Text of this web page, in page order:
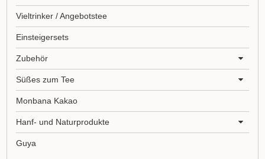
Vieltrinker / Angebotstee
Einsteigersets
Zubehör
Süßes zum Tee
Monbana Kakao
Hanf- und Naturprodukte
Guya